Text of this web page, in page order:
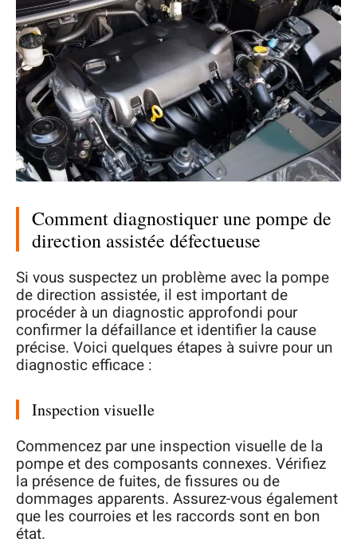
Comment diagnostiquer une pompe de
direction assistée défectueuse
Si vous suspectez un problème avec la pompe
de direction assistée, il est important de
procéder à un diagnostic approfondi pour
confirmer la défaillance et identifier la cause
précise. Voici quelques étapes à suivre pour un
diagnostic efficace :
Inspection visuelle
Commencez par une inspection visuelle de la
pompe et des composants connexes. Vérifiez
la présence de fuites, de fissures ou de
dommages apparents. Assurez-vous également
que les courroies et les raccords sont en bon
état.